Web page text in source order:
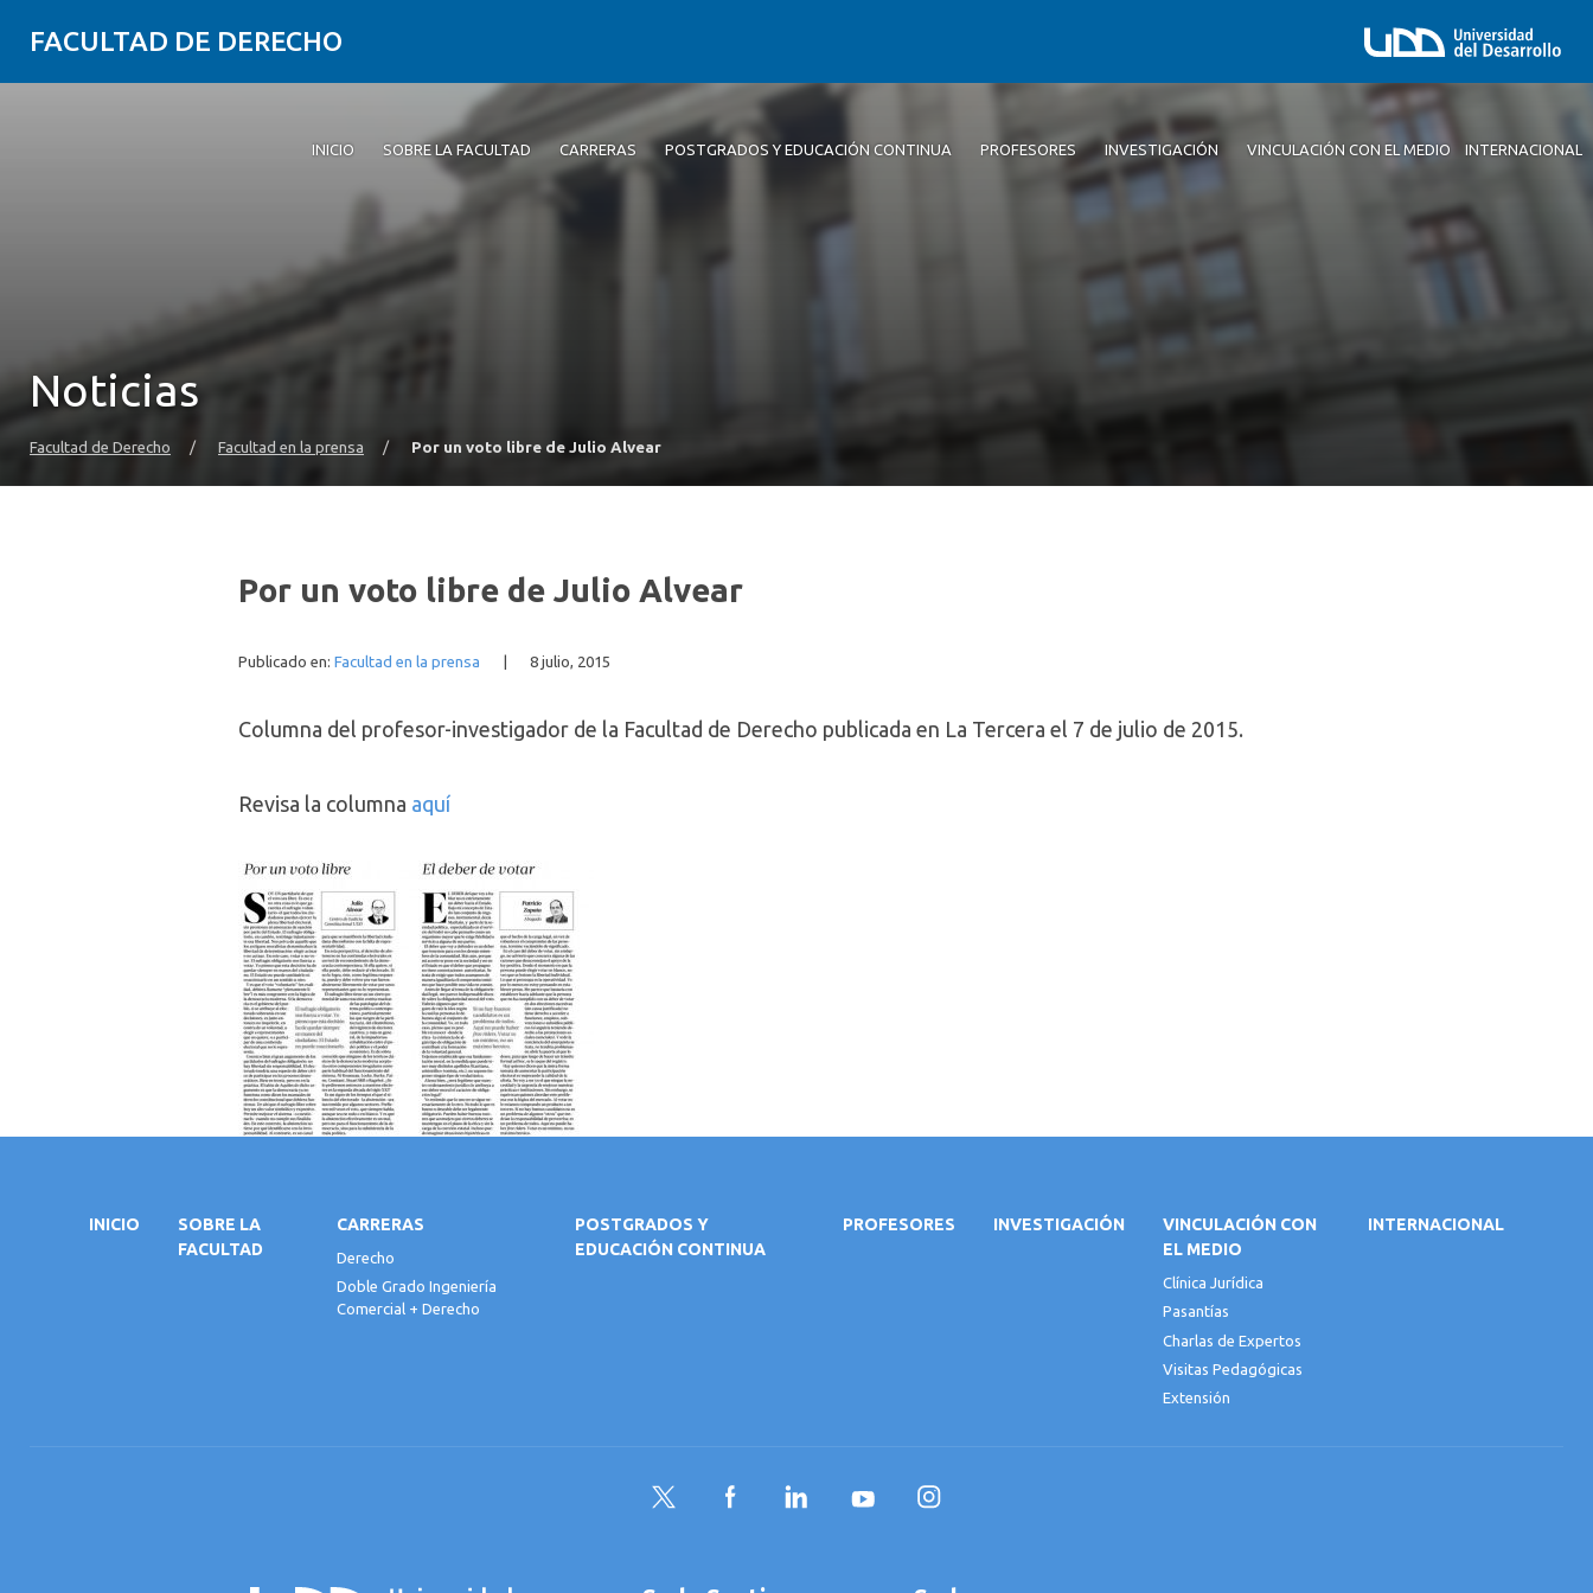
FACULTAD DE DERECHO
INICIO SOBRE LA FACULTAD CARRERAS POSTGRADOS Y EDUCACIÓN CONTINUA PROFESORES INVESTIGACIÓN VINCULACIÓN CON EL MEDIO INTERNACIONAL
Noticias
Facultad de Derecho / Facultad en la prensa / Por un voto libre de Julio Alvear
Por un voto libre de Julio Alvear
Publicado en: Facultad en la prensa 8 julio, 2015
Columna del profesor-investigador de la Facultad de Derecho publicada en La Tercera el 7 de julio de 2015.
Revisa la columna aquí
INICIO
SOBRE LA
FACULTAD
CARRERAS
Derecho
Doble Grado Ingeniería
Comercial + Derecho
POSTGRADOS Y
EDUCACIÓN CONTINUA
PROFESORES INVESTIGACIÓN
VINCULACIÓN CON
EL MEDIO
Clínica Jurídica
Pasantías
Charlas de Expertos
Visitas Pedagógicas
Extensión
INTERNACIONAL
Twitter FacebookLinkedInYouTubeInstagram